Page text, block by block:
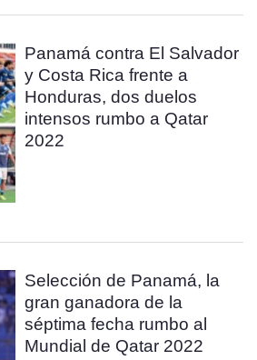
Panamá contra El Salvador
y Costa Rica frente a
Honduras, dos duelos
intensos rumbo a Qatar
2022
Selección de Panamá, la
gran ganadora de la
séptima fecha rumbo al
Mundial de Qatar 2022